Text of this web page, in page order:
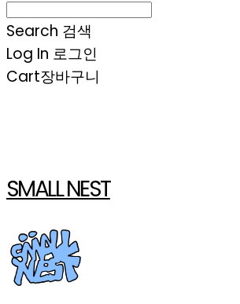
Search 검색
Log In 로그인
Cart장바구니
SMALL NEST